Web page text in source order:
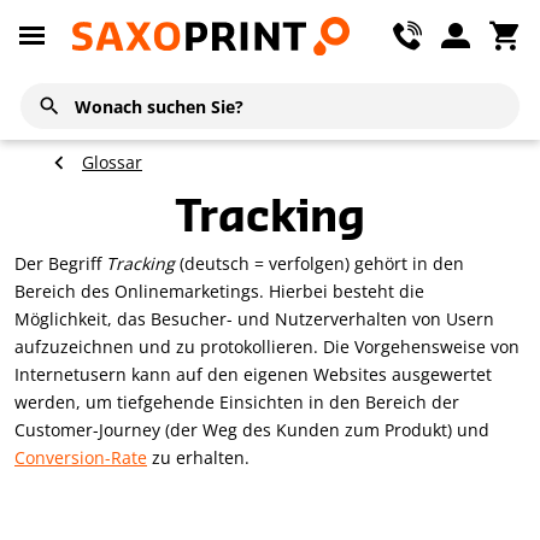
Glossar
Tracking
Der Begriff Tracking(deutsch = verfolgen) gehört in den
Bereich des Onlinemarketings. Hierbei besteht die
Möglichkeit, das Besucher- und Nutzerverhalten von Usern
aufzuzeichnen und zu protokollieren. Die Vorgehensweise von
Internetusern kann auf den eigenen Websites ausgewertet
werden, um tiefgehende Einsichten in den Bereich der
Customer-Journey (der Weg des Kunden zum Produkt) und
Conversion-Rate zu erhalten.